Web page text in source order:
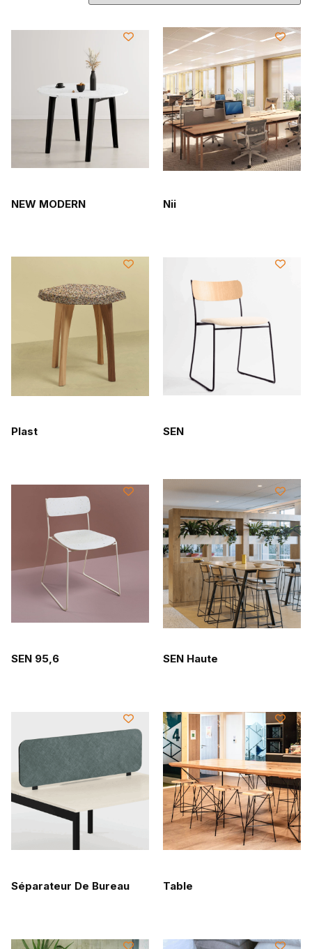
NEW MODERN Nii
Plast SEN
SEN 95,6 SEN Haute
Séparateur De Bureau Table